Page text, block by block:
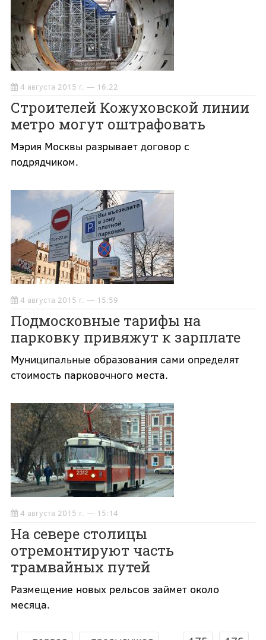
4 августа 2015 г. — 16:22
Строителей Кожуховской линии
метро могут оштрафовать
Мэрия Москвы разрывает договор с
подрядчиком.
4 августа 2015 г. — 15:59
Подмосковные тарифы на
парковку привяжут к зарплате
Муниципальные образования сами определят
стоимость парковочного места.
4 августа 2015 г. — 15:14
На севере столицы
отремонтируют часть
трамвайных путей
Размещение новых рельсов займет около
месяца.